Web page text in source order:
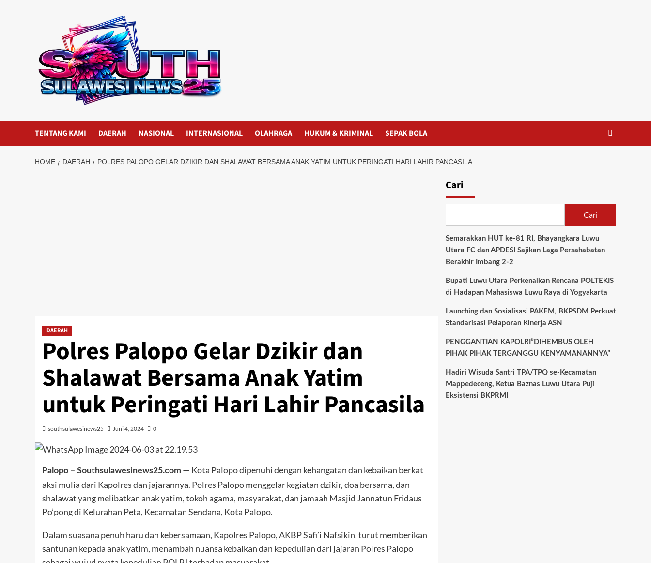
TENTANG KAMI DAERAH NASIONAL INTERNASIONAL OLAHRAGA HUKUM & KRIMINAL SEPAK BOLA
HOME DAERAH POLRES PALOPO GELAR DZIKIR DAN SHALAWAT BERSAMA ANAK YATIM UNTUK PERINGATI HARI LAHIR PANCASILA
DAERAH
Polres Palopo Gelar Dzikir dan
Shalawat Bersama Anak Yatim
untuk Peringati Hari Lahir Pancasila
southsulawesinews25 Juni 4, 2024 0
Palopo – Southsulawesinews25.com — Kota Palopo dipenuhi dengan kehangatan dan kebaikan berkat
aksi mulia dari Kapolres dan jajarannya. Polres Palopo menggelar kegiatan dzikir, doa bersama, dan
shalawat yang melibatkan anak yatim, tokoh agama, masyarakat, dan jamaah Masjid Jannatun Fridaus
Po’pong di Kelurahan Peta, Kecamatan Sendana, Kota Palopo.
Dalam suasana penuh haru dan kebersamaan, Kapolres Palopo, AKBP Safi’i Nafsikin, turut memberikan
santunan kepada anak yatim, menambah nuansa kebaikan dan kepedulian dari jajaran Polres Palopo
Cari
Cari
Semarakkan HUT ke-81 RI, Bhayangkara Luwu
Utara FC dan APDESI Sajikan Laga Persahabatan
Berakhir Imbang 2-2
Bupati Luwu Utara Perkenalkan Rencana POLTEKIS
di Hadapan Mahasiswa Luwu Raya di Yogyakarta
Launching dan Sosialisasi PAKEM, BKPSDM Perkuat
Standarisasi Pelaporan Kinerja ASN
PENGGANTIAN KAPOLRI”DIHEMBUS OLEH
PIHAK PIHAK TERGANGGU KENYAMANANNYA”
Hadiri Wisuda Santri TPA/TPQ se-Kecamatan
Mappedeceng, Ketua Baznas Luwu Utara Puji
Eksistensi BKPRMI